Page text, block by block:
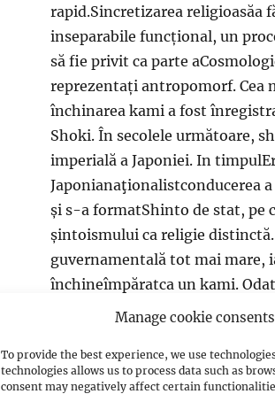
Manage cookie
To provide the best experience, we use
technologies allows us to process data such as
consent may negatively affect certain
rapid.Sincretizarea religioasăa
inseparabile funcțional, un
să fie privit ca parte
reprezentați antropomorf. Cea
închinarea kami a fost
Shoki. În secolele următoare,
imperială a Japoniei. In
Japonianaţionalistconducerea
și s-a formatShinto de stat, pe
șintoismului ca religie
guvernamentală tot mai mare,
închineîmpăratca un kami.
începutul secolului al XX-lea,
fost formalseparat de stat.
Shinto se găsește în principal